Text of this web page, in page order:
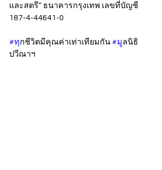
และสตรี” ธนาคารกรุงเทพ เลขที่บัญชี
187-4-44641-0
#ทุกชีวิตมีคุณค่าเท่าเทียมกัน #มูลนิธิ
ปวีณาฯ